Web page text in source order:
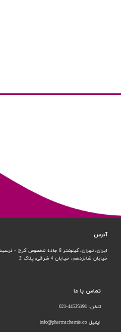
تماس با ما
تلفن: 44525191-021
ایمیل info@pharmachemie.co
آدرس
ایران، تهران، کیلومتر 8 جاده مخصوص کرج - نرسیده به آزادگان
خیابان شانزدهم، خیابان 4 شرقی، پلاک 2